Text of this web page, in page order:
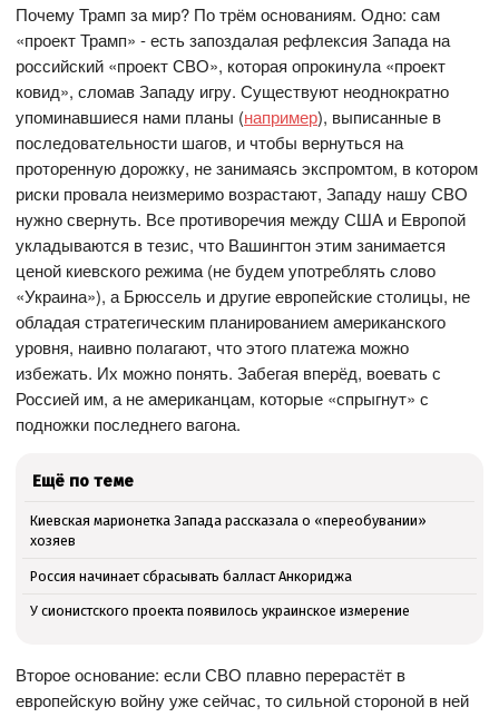
Почему Трамп за мир? По трём основаниям. Одно: сам
«проект Трамп» - есть запоздалая рефлексия Запада на
российский «проект СВО», которая опрокинула «проект
ковид», сломав Западу игру. Существуют неоднократно
упоминавшиеся нами планы (например), выписанные в
последовательности шагов, и чтобы вернуться на
проторенную дорожку, не занимаясь экспромтом, в котором
риски провала неизмеримо возрастают, Западу нашу СВО
нужно свернуть. Все противоречия между США и Европой
укладываются в тезис, что Вашингтон этим занимается
ценой киевского режима (не будем употреблять слово
«Украина»), а Брюссель и другие европейские столицы, не
обладая стратегическим планированием американского
уровня, наивно полагают, что этого платежа можно
избежать. Их можно понять. Забегая вперёд, воевать с
Россией им, а не американцам, которые «спрыгнут» с
подножки последнего вагона.
Ещё по теме
Киевская марионетка Запада рассказала о «переобувании»
хозяев
Россия начинает сбрасывать балласт Анкориджа
У сионистского проекта появилось украинское измерение
Второе основание: если СВО плавно перерастёт в
европейскую войну уже сейчас, то сильной стороной в ней